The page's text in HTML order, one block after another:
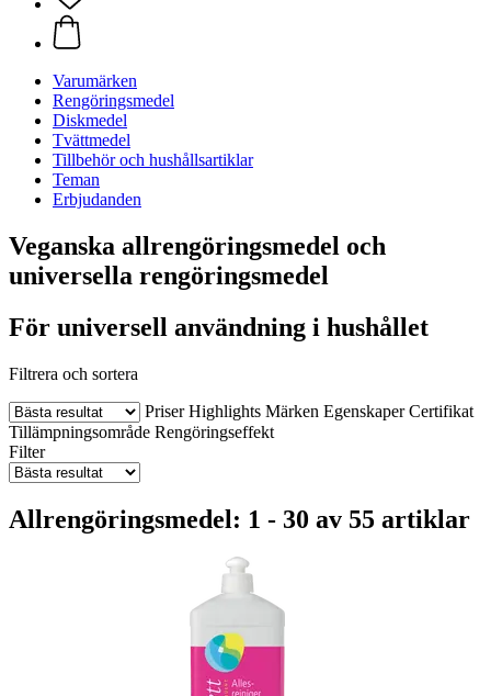
Varumärken
Rengöringsmedel
Diskmedel
Tvättmedel
Tillbehör och hushållsartiklar
Teman
Erbjudanden
Veganska allrengöringsmedel och
universella rengöringsmedel
För universell användning i hushållet
Filtrera och sortera
Priser Highlights Märken Egenskaper Certifikat
Tillämpningsområde Rengöringseffekt
Filter
Allrengöringsmedel: 1 - 30 av 55 artiklar